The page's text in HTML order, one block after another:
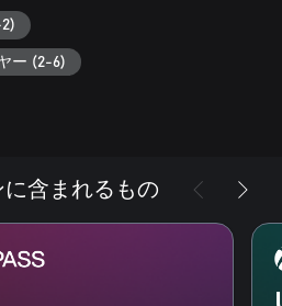
ー (2-6)
含まれるもの